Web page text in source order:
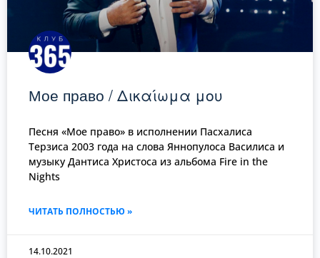
Мое право / Δικαίωμα μου
Песня «Мое право» в исполнении Пасхалиса
Терзиса 2003 года на слова Яннопулоса Василиса и
музыку Дантиса Христоса из альбома Fire in the
Nights
ЧИТАТЬ ПОЛНОСТЬЮ »
14.10.2021